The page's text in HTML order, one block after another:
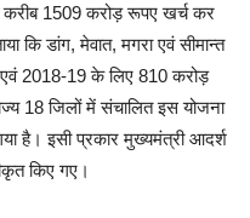
करीब 1509 करोड़ रूपए खर्च कर
कि डांग, मेवात, मगरा एवं सीमान्त
एवं 2018-19 के लिए 810 करोड़
18 जिलों में संचालित इस योजना
है। इसी प्रकार मुख्यमंत्री आदर्श
किए गए।